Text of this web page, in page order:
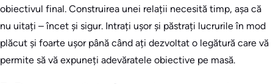
obiectivul final. Construirea unei relații necesită timp, așa că
nu uitați – încet și sigur. Intrați ușor și păstrați lucrurile în mod
plăcut și foarte ușor până când ați dezvoltat o legătură care vă
permite să vă expuneți adevăratele obiective pe masă.